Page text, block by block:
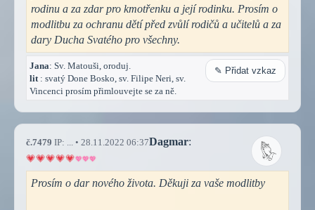
rodinu a za zdar pro kmotřenku a její rodinku. Prosím o
modlitbu za ochranu dětí před zvůlí rodičů a učitelů a za
dary Ducha Svatého pro všechny.
Jana: Sv. Matouši, oroduj.
lit : svatý Done Bosko, sv. Filipe Neri, sv.
Vincenci prosím přimlouvejte se za ně.
✎ Přidat vzkaz
č.7479 IP: ... • 28.11.2022 06:37Dagmar:
Prosím o dar nového života. Děkuji za vaše modlitby